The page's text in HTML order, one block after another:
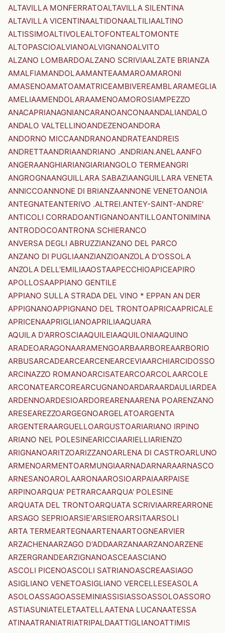
ALTAVILLA MONFERRATOALTAVILLA SILENTINA
ALTAVILLA VICENTINAALTIDONAALTILIAALTINO
ALTISSIMOALTIVOLEALTOFONTEALTOMONTE
ALTOPASCIOALVIANOALVIGNANOALVITO
ALZANO LOMBARDOALZANO SCRIVIAALZATE BRIANZA
AMALFIAMANDOLAAMANTEAAMAROAMARONI
AMASENOAMATOAMATRICEAMBIVEREAMBLARAMEGLIA
AMELIAAMENDOLARAAMENOAMOROSIAMPEZZO
ANACAPRIANAGNIANCARANOANCONAANDALIANDALO
ANDALO VALTELLINOANDEZENOANDORA
ANDORNO MICCAANDRANOANDRATEANDREIS
ANDRETTAANDRIAANDRIANO .ANDRIAN.ANELAANFO
ANGERAANGHIARIANGIARIANGOLO TERMEANGRI
ANGROGNAANGUILLARA SABAZIAANGUILLARA VENETA
ANNICCOANNONE DI BRIANZAANNONE VENETOANOIA
ANTEGNATEANTERIVO .ALTREI.ANTEY-SAINT-ANDRE'
ANTICOLI CORRADOANTIGNANOANTILLOANTONIMINA
ANTRODOCOANTRONA SCHIERANCO
ANVERSA DEGLI ABRUZZIANZANO DEL PARCO
ANZANO DI PUGLIAANZIANZIOANZOLA D'OSSOLA
ANZOLA DELL'EMILIAAOSTAAPECCHIOAPICEAPIRO
APOLLOSAAPPIANO GENTILE
APPIANO SULLA STRADA DEL VINO * EPPAN AN DER
APPIGNANOAPPIGNANO DEL TRONTOAPRICAAPRICALE
APRICENAAPRIGLIANOAPRILIAAQUARA
AQUILA D'ARROSCIAAQUILEIAAQUILONIAAQUINO
ARADEOARAGONAARAMENGOARBAARBOREAARBORIO
ARBUSARCADEARCEARCENEARCEVIAARCHIARCIDOSSO
ARCINAZZO ROMANOARCISATEARCOARCOLAARCOLE
ARCONATEARCOREARCUGNANOARDARAARDAULIARDEA
ARDENNOARDESIOARDOREARENAARENA POARENZANO
ARESEAREZZOARGEGNOARGELATOARGENTA
ARGENTERAARGUELLOARGUSTOARIARIANO IRPINO
ARIANO NEL POLESINEARICCIAARIELLIARIENZO
ARIGNANOARITZOARIZZANOARLENA DI CASTROARLUNO
ARMENOARMENTOARMUNGIAARNADARNARAARNASCO
ARNESANOAROLAARONAAROSIOARPAIAARPAISE
ARPINOARQUA' PETRARCAARQUA' POLESINE
ARQUATA DEL TRONTOARQUATA SCRIVIAARREARRONE
ARSAGO SEPRIOARSIE'ARSIEROARSITAARSOLI
ARTA TERMEARTEGNAARTENAARTOGNEARVIER
ARZACHENAARZAGO D'ADDAARZANAARZANOARZENE
ARZERGRANDEARZIGNANOASCEAASCIANO
ASCOLI PICENOASCOLI SATRIANOASCREAASIAGO
ASIGLIANO VENETOASIGLIANO VERCELLESEASOLA
ASOLOASSAGOASSEMINIASSISIASSOASSOLOASSORO
ASTIASUNIATELETAATELLAATENA LUCANAATESSA
ATINAATRANIATRIATRIPALDAATTIGLIANOATTIMIS